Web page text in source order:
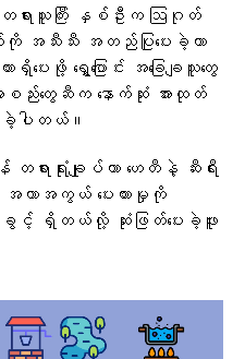
ားသူကြီး နှစ်ဦးက ဩဂုတ်
အသီးသီး အတည်ပြုပေးခဲ့တာ
းဖို့ ရွှေ့ပြောင်း အခြေချသူတွေ
းတွေဆီက နောက်ဆုံး အားထုတ်
ခဲ့ပါတယ်။
းရုံးချုပ်ဟာ ဟေတီနဲ့ ဆီးရီး
ကာအကွယ် ပေးထားမှုကို
ရှိတယ်လို့ ဆုံးဖြတ်ပေးခဲ့ဖူး